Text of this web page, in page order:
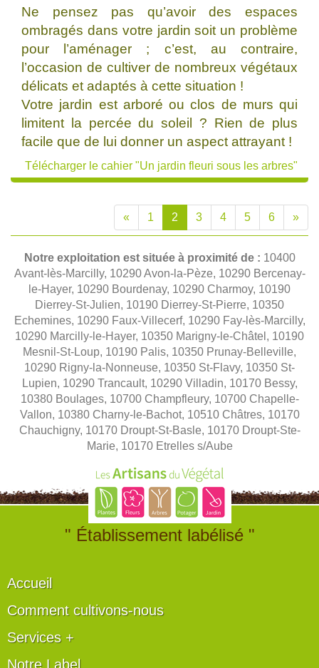
Ne pensez pas qu’avoir des espaces
ombragés dans votre jardin soit un problème
pour l’aménager ; c’est, au contraire,
l’occasion de cultiver de nombreux végétaux
délicats et adaptés à cette situation !
Votre jardin est arboré ou clos de murs qui
limitent la percée du soleil ? Rien de plus
facile que de lui donner un aspect attrayant !
Télécharger le cahier "Un jardin fleuri sous les arbres"
« 1 2 3 4 5 6 »
Notre exploitation est située à proximité de : 10400
Avant-lès-Marcilly, 10290 Avon-la-Pèze, 10290 Bercenay-
le-Hayer, 10290 Bourdenay, 10290 Charmoy, 10190
Dierrey-St-Julien, 10190 Dierrey-St-Pierre, 10350
Echemines, 10290 Faux-Villecerf, 10290 Fay-lès-Marcilly,
10290 Marcilly-le-Hayer, 10350 Marigny-le-Châtel, 10190
Mesnil-St-Loup, 10190 Palis, 10350 Prunay-Belleville,
10290 Rigny-la-Nonneuse, 10350 St-Flavy, 10350 St-
Lupien, 10290 Trancault, 10290 Villadin, 10170 Bessy,
10380 Boulages, 10700 Champfleury, 10700 Chapelle-
Vallon, 10380 Charny-le-Bachot, 10510 Châtres, 10170
Chauchigny, 10170 Droupt-St-Basle, 10170 Droupt-Ste-
Marie, 10170 Etrelles s/Aube
" Établissement labélisé "
Accueil
Comment cultivons-nous
Services +
Notre Label